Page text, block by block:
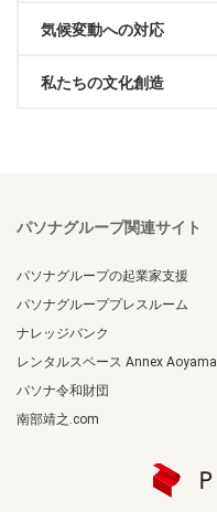
気候変動への対応
私たちの文化創造
パソナグループ関連サイト
パソナグループの起業家支援
パソナグループプレスルーム
ナレッジバンク
レンタルスペース Annex Aoyama
パソナ令和財団
南部靖之.com